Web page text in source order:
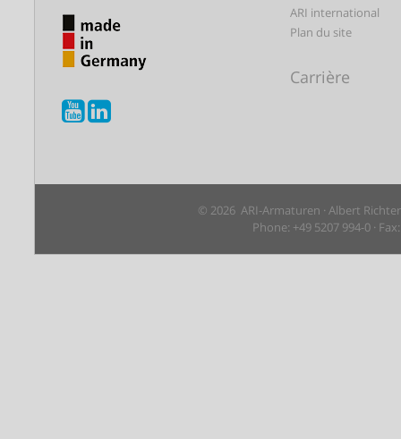
ARI international
Plan du site
Carrière
© 2026 ARI-Armaturen · Albert
Phone: +49 5207 994-0 ·